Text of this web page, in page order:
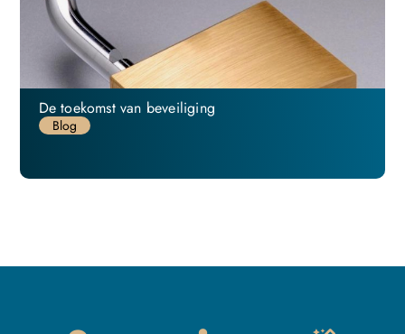
De toekomst van beveiliging
Blog